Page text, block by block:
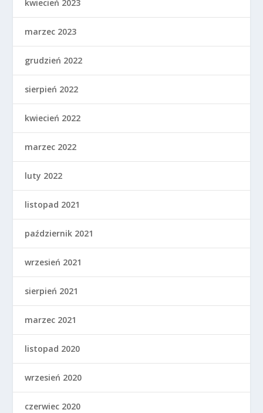
kwiecień 2023
marzec 2023
grudzień 2022
sierpień 2022
kwiecień 2022
marzec 2022
luty 2022
listopad 2021
październik 2021
wrzesień 2021
sierpień 2021
marzec 2021
listopad 2020
wrzesień 2020
czerwiec 2020